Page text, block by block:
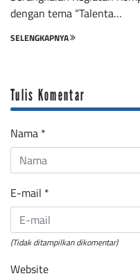
dengan tema “Talenta…
SELENGKAPNYA
Tulis Komentar
Nama *
E-mail *
(Tidak ditampilkan dikomentar)
Website